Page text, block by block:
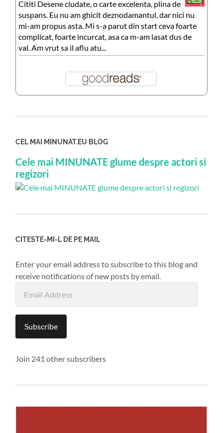
Cititi Desene ciudate, o carte excelenta, plina de
suspans. Eu nu am ghicit deznodamantul, dar nici nu
mi-am propus asta. Mi s-a parut din start ceva foarte
complicat, foarte incurcat, asa ca m-am lasat dus de
val. Am vrut sa il aflu atu...
CEL MAI MINUNAT.EU BLOG
Cele mai MINUNATE glume despre actori si
regizori
CITESTE-MI-L DE PE MAIL
Enter your email address to subscribe to this blog and
receive notifications of new posts by email.
Address
Subscribe
Join 241 other subscribers